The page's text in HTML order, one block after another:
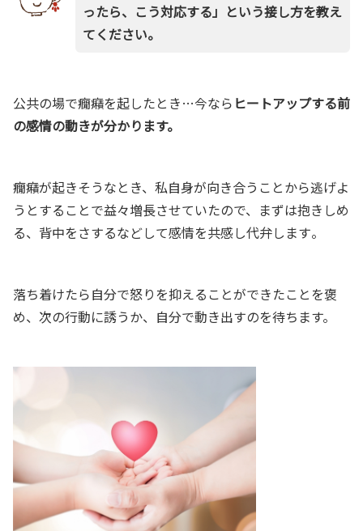
ったら、こう対応する」 という接し方を教え
てください。
公共の場で癇癪を起したとき…今なら ヒートアップする前
の感情の動きが分かります。
癇癪が起きそうなとき、私自身が向き合うことから逃げよ
うとすることで益々増長させていたので、 まずは抱きしめ
る、背中をさするなどして感情を共感し代弁します。
落ち着けたら自分で怒りを抑えることができたことを褒
め、次の行動に誘うか、自分で動き出すのを待ちます。